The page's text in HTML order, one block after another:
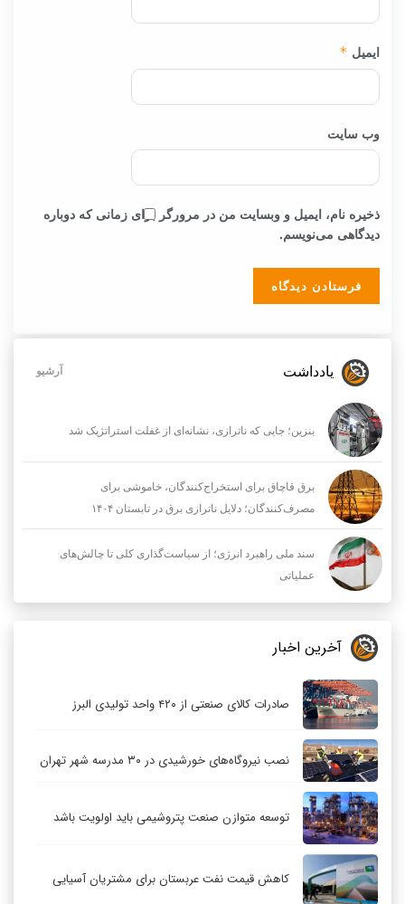
ایمیل *
وب‌ سایت
ذخیره نام، ایمیل و وبسایت من در مرورگر برای زمانی که دوباره
دیدگاهی می‌نویسم.
یادداشت آرشیو
بنزین؛ جایی که ناترازی، نشانه‌ای از غفلت استراتژیک شد
برق قاچاق برای استخراج‌کنندگان، خاموشی برای
مصرف‌کنندگان؛ دلایل ناترازی برق در تابستان ۱۴۰۴
سند ملی راهبرد انرژی؛ از سیاست‌گذاری کلی تا چالش‌های
عملیاتی
آخرین اخبار
صادرات کالای صنعتی از ۴۲۰ واحد تولیدی البرز
نصب نیروگاه‌های خورشیدی در ۳۰ مدرسه شهر تهران
توسعه متوازن صنعت پتروشیمی باید اولویت باشد
کاهش قیمت نفت عربستان برای مشتریان آسیایی